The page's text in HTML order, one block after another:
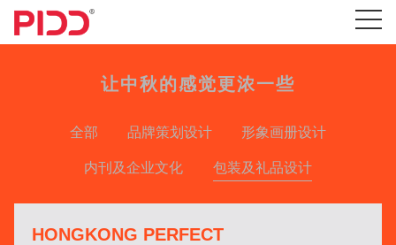
让中秋的感觉更浓一些
全部 品牌策划设计 形象画册设计
内刊及企业文化 包装及礼品设计
HONGKONG PERFECT